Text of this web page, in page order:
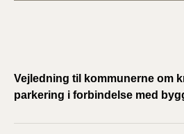
BR18 (29/6 - 31/12
Vejledning til kommunerne om
parkering i forbindelse med